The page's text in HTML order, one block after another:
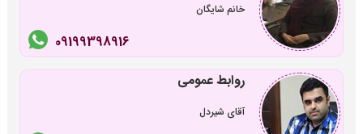
خانم شایگان
09199398916
روابط عمومی
آقای شیردل